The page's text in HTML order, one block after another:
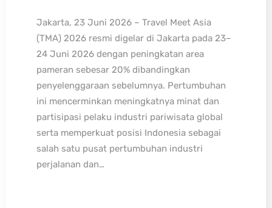
Jakarta, 23 Juni 2026 – Travel Meet Asia
(TMA) 2026 resmi digelar di Jakarta pada 23–
24 Juni 2026 dengan peningkatan area
pameran sebesar 20% dibandingkan
penyelenggaraan sebelumnya. Pertumbuhan
ini mencerminkan meningkatnya minat dan
partisipasi pelaku industri pariwisata global
serta memperkuat posisi Indonesia sebagai
salah satu pusat pertumbuhan industri
perjalanan dan…